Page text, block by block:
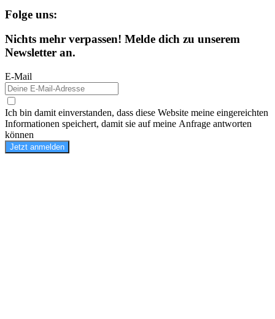
Folge uns:
Nichts mehr verpassen! Melde dich zu unserem
Newsletter an.
E-Mail
Ich bin damit einverstanden, dass diese Website meine eingereichten
Informationen speichert, damit sie auf meine Anfrage antworten
können
Jetzt anmelden